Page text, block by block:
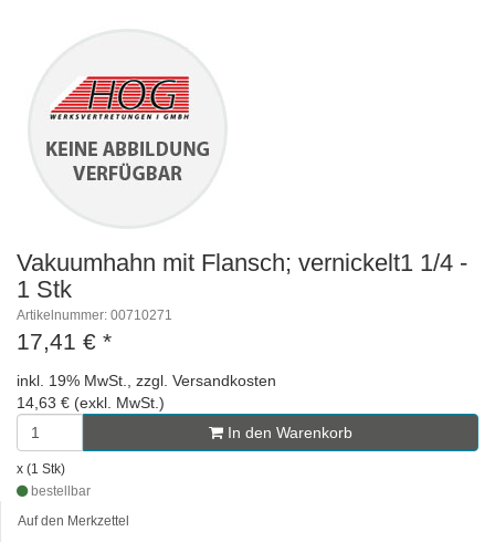
Vakuumhahn mit Flansch; vernickelt1 1/4 -
1 Stk
Artikelnummer: 00710271
17,41 € *
inkl. 19% MwSt., zzgl. Versandkosten
14,63 € (exkl. MwSt.)
In den Warenkorb
x (1 Stk)
bestellbar
Auf den Merkzettel